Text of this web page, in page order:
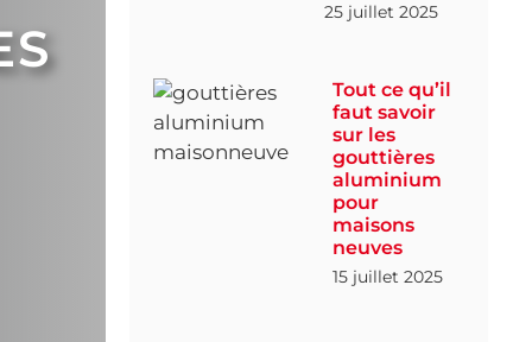
25 juillet 2025
Tout ce qu’il
faut savoir
sur les
gouttières
aluminium
pour
maisons
neuves
15 juillet 2025